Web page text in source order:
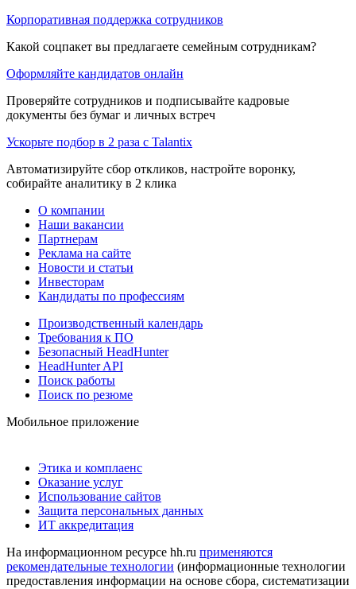
Корпоративная поддержка сотрудников
Какой соцпакет вы предлагаете семейным сотрудникам?
Оформляйте кандидатов онлайн
Проверяйте сотрудников и подписывайте кадровые
документы без бумаг и личных встреч
Ускорьте подбор в 2 раза с Talantix
Автоматизируйте сбор откликов, настройте воронку,
собирайте аналитику в 2 клика
О компании
Наши вакансии
Партнерам
Реклама на сайте
Новости и статьи
Инвесторам
Кандидаты по профессиям
Производственный календарь
Требования к ПО
Безопасный HeadHunter
HeadHunter API
Поиск работы
Поиск по резюме
Мобильное приложение
Этика и комплаенс
Оказание услуг
Использование сайтов
Защита персональных данных
ИТ аккредитация
На информационном ресурсе hh.ru применяются
рекомендательные технологии (информационные технологии
предоставления информации на основе сбора, систематизации